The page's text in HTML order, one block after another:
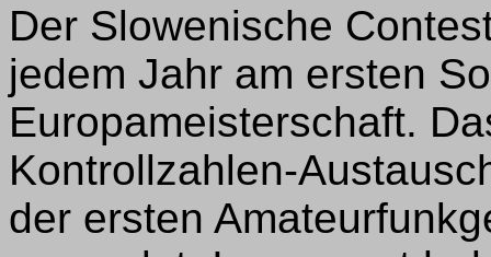
Der Slowenische
jedem Jahr am ersten
Europameisterschaft.
Kontrollzahlen-
der ersten